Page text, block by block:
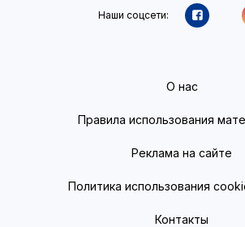
Наши соцсети:
О нас
Правила использования
Реклама на сайте
Политика использования
Контакты